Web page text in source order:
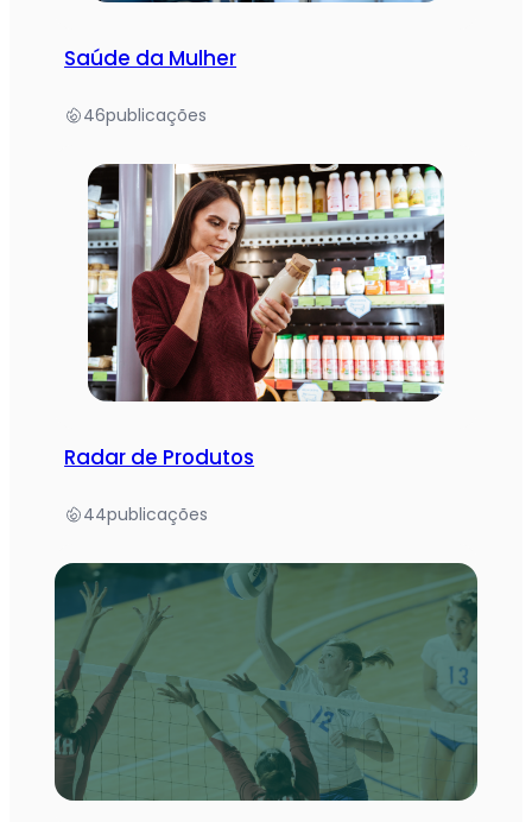
Saúde da Mulher
46publicações
Radar de Produtos
44publicações